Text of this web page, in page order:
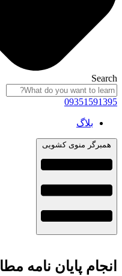
Search
09351591395
بلاگ
همبرگر منوی کشویی
انجام پایان نامه